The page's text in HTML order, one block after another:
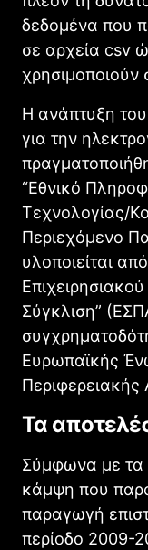
δεδομένα που
σε αρχεία csv
χρησιμοποιούν
Η ανάπτυξη του
για την
“Εθνικό
Τεχνολογίας/
Περιεχόμενο
υλοποιείται
Σύγκλιση”
Ευρωπαϊκής
Περιφερειακής
Τα
Σύμφωνα με τα
κάμψη που
παραγωγή
περίοδο 2009-